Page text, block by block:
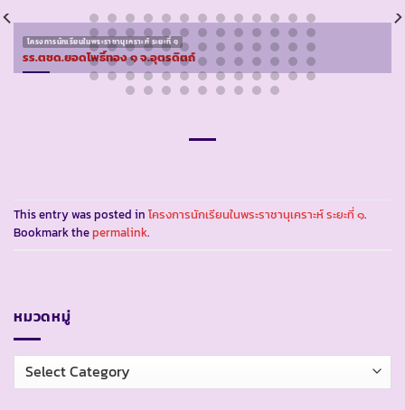
โครงการนักเรียนในพระราชานุเคราะห์ ระยะที่ ๑
รร.ตชด.ยอดโพธิ์ทอง ๑ จ.อุตรดิตถ์
This entry was posted in โครงการนักเรียนในพระราชานุเคราะห์ ระยะที่ ๑.
Bookmark thepermalink.
หมวดหมู่
หมวด
หมู่